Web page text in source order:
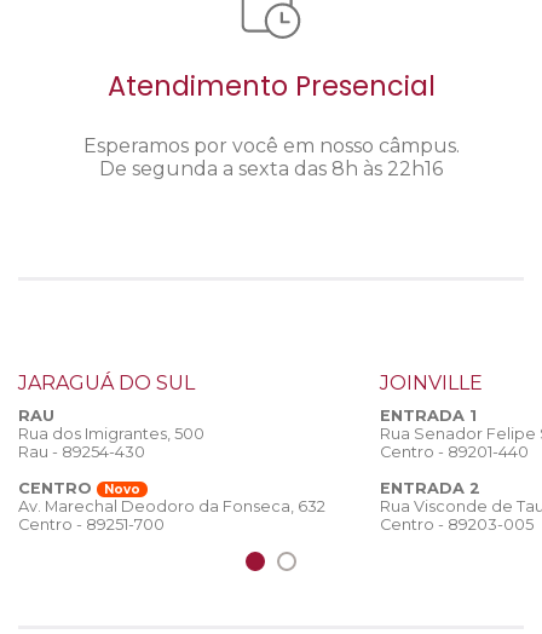
Atendimento Presencial
Esperamos por você em nosso câmpus.
De segunda a sexta das 8h às 22h16
JARAGUÁ DO SUL
RAU
Rua dos Imigrantes, 500
Rau - 89254-430
CENTRO
Novo
Av. Marechal Deodoro da Fonseca, 632
Centro - 89251-700
JOINVILLE
ENTRADA 1
Rua Senador
Centro - 89201-440
ENTRADA 2
Rua Visconde de
Centro - 89203-005